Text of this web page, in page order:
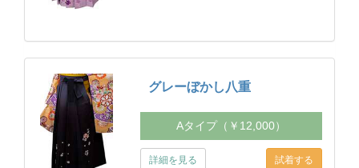
グレーぼかし八重
Aタイプ（￥12,000）
詳細を見る